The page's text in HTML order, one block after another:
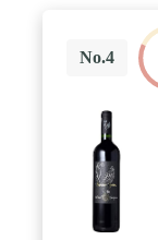
No.4